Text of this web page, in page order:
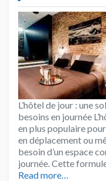
L’hôtel de jour : une
besoins en journée
en plus populaire
en déplacement ou
besoin d’un espace
journée. Cette
Read more…